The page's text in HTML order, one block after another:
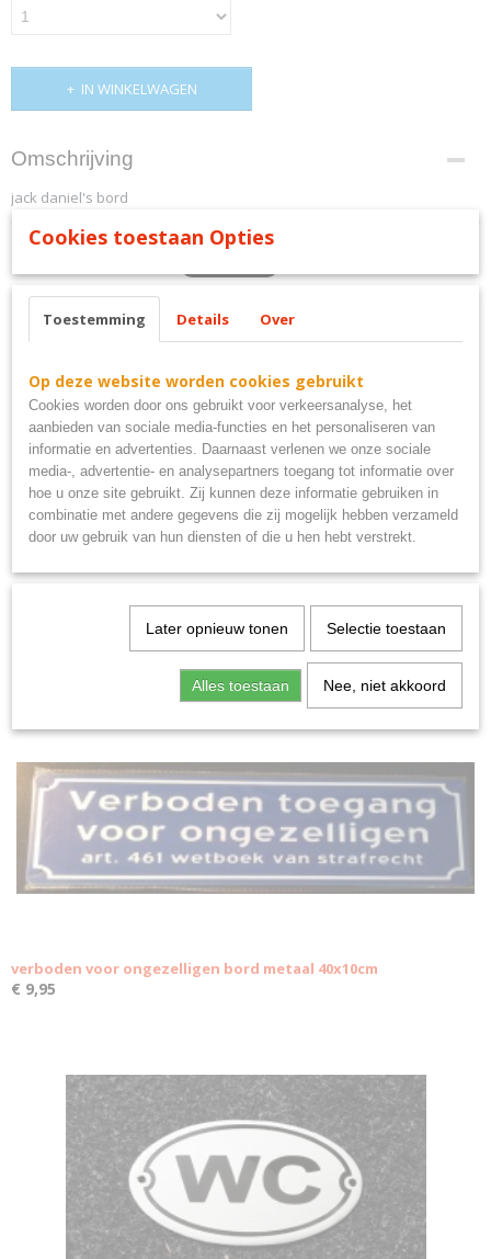
IN WINKELWAGEN
Omschrijving
jack daniel's bord
Ook interessant
Uitsluitend PSV supporters metalen bord 40x10
verboden voor ongezelligen bord metaal 40x10cm
€ 9,95
Cookies toestaan Opties
Toestemming Details Over
Op deze website worden cookies gebruikt
Cookies worden door ons gebruikt voor verkeersanalyse, het
aanbieden van sociale media-functies en het personaliseren van
informatie en advertenties. Daarnaast verlenen we onze sociale
media-, advertentie- en analysepartners toegang tot informatie over
hoe u onze site gebruikt. Zij kunnen deze informatie gebruiken in
combinatie met andere gegevens die zij mogelijk hebben verzameld
door uw gebruik van hun diensten of die u hen hebt verstrekt.
Later opnieuw tonen Selectie toestaan
Alles toestaan Nee, niet akkoord